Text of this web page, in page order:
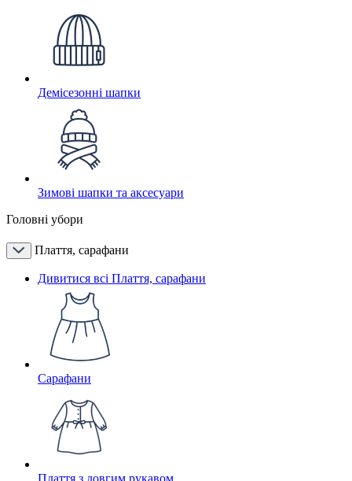
Демісезонні шапки
Зимові шапки та аксесуари
Головні убори
Плаття, сарафани
Дивитися всі Плаття, сарафани
Сарафани
Плаття з довгим рукавом